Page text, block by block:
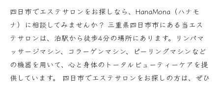
四日市でエステサロンをお探しなら、HanaMona（ハナモ
ナ）に相談してみませんか？ 三重県四日市市にある当エス
テサロンは、泊駅から徒歩4分の場所にあります。リンパマ
ッサージマシン、コラーゲンマシン、ピーリングマシンなど
の機器を用いて、心と身体のトータルビューティーケアを提
供しています。 四日市でエステサロンをお探しの方は、ぜひ